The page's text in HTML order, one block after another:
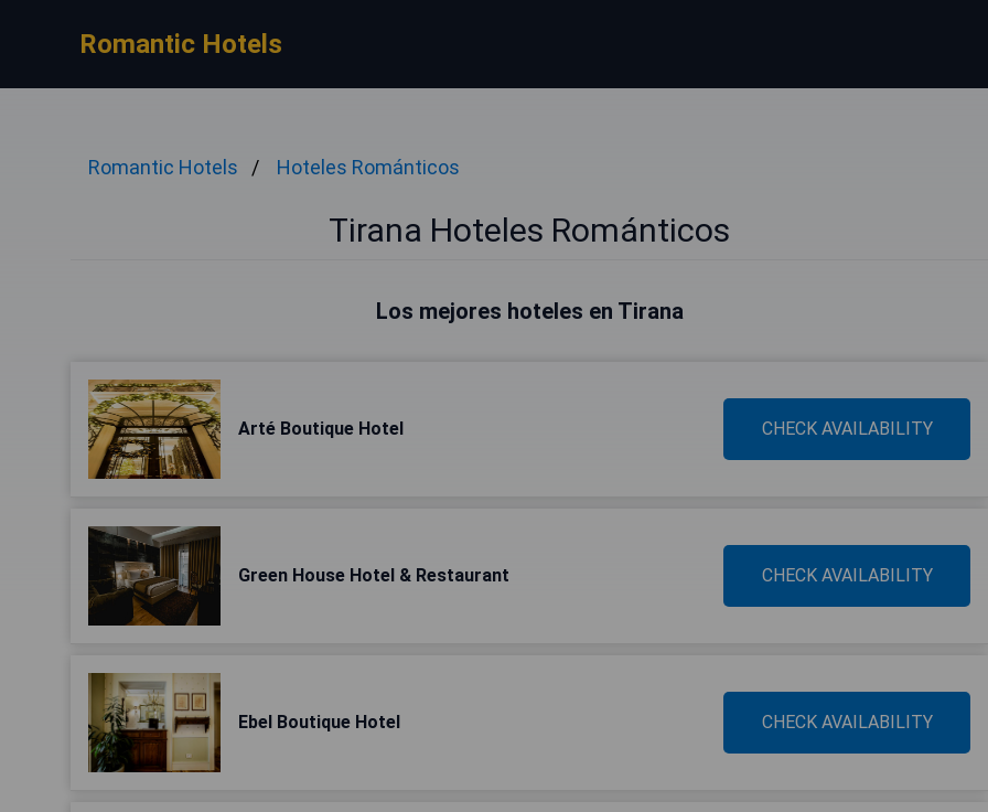
Romantic Hotels
Romantic Hotels Hoteles Románticos
Tirana Hoteles Románticos
Los mejores hoteles en Tirana
Arté Boutique Hotel CHECK AVAILABILITY
Green House Hotel & Restaurant CHECK AVAILABILITY
Ebel Boutique Hotel CHECK AVAILABILITY